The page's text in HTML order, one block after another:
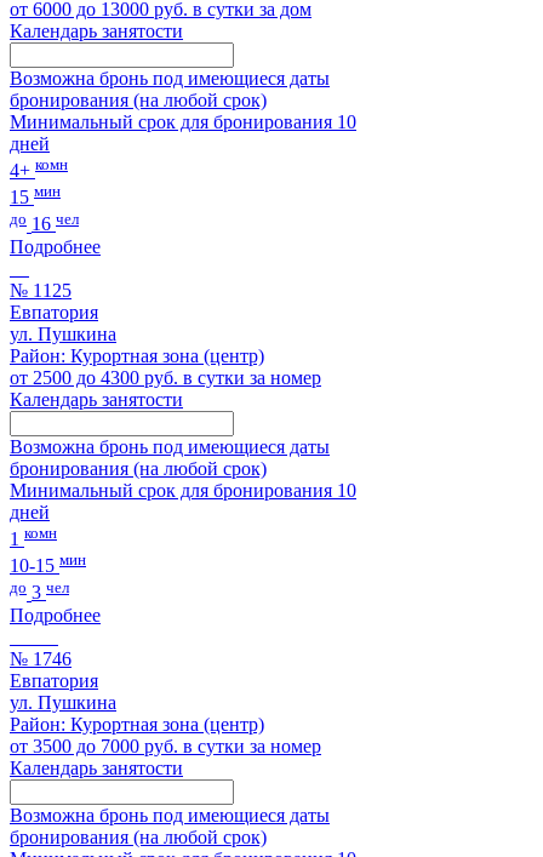
от 6000 до 13000 руб. в сутки за дом
Календарь занятости
Возможна бронь под имеющиеся даты
бронирования (на любой срок)
Минимальный срок для бронирования 10
дней
4+ комн
15 мин
до 16 чел
Подробнее
№ 1125
Евпатория
ул. Пушкина
Район: Курортная зона (центр)
от 2500 до 4300 руб. в сутки за номер
Календарь занятости
Возможна бронь под имеющиеся даты
бронирования (на любой срок)
Минимальный срок для бронирования 10
дней
1 комн
10-15 мин
до 3 чел
Подробнее
№ 1746
Евпатория
ул. Пушкина
Район: Курортная зона (центр)
от 3500 до 7000 руб. в сутки за номер
Календарь занятости
Возможна бронь под имеющиеся даты
бронирования (на любой срок)